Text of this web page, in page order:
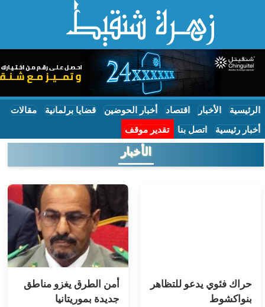
الرئيسية الأخبار اقتصاد أخبار الحوضين قضايا برلمانية مقالات
أخبار رئيسية اتصل بنا تقدير موقف
الأخبار
حراك فئوي يدعو للتظاهر
بنواكشوط
أمن الطرق يغزو مناطق
جديدة بموريتانيا